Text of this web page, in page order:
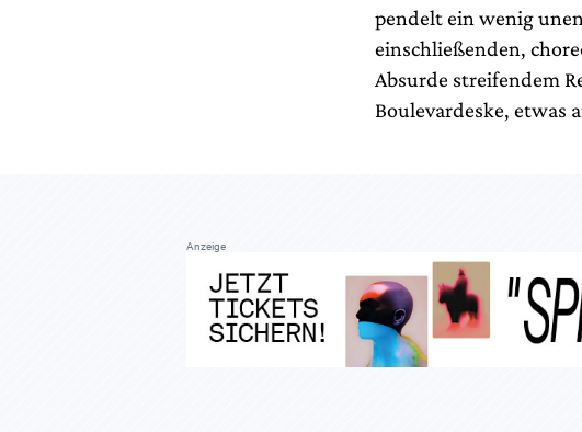
pendelt ein wenig
einschließenden,
Absurde streifendem
Boulevardeske, etwas
Anzeige